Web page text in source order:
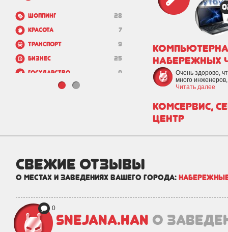
28
Шоппинг
7
Красота
9
Транспорт
25
Бизнес
0
Государство
НАБЕРЕЖНЫХ
Очень здорово,
много
Читать далее
КомСервис,
центр
свежие отзывы
о местах и заведениях вашего города:
0
snejana.han о